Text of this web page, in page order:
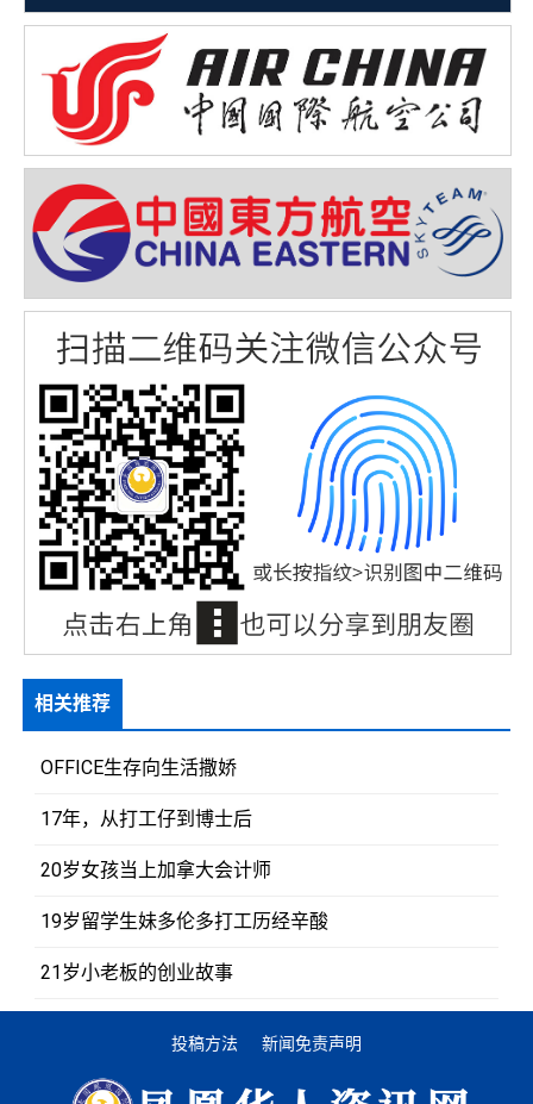
相关推荐
OFFICE生存向生活撒娇
17年，从打工仔到博士后
20岁女孩当上加拿大会计师
19岁留学生妹多伦多打工历经辛酸
21岁小老板的创业故事
投稿方法 新闻免责声明